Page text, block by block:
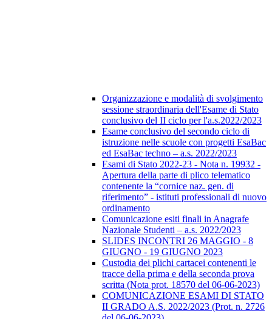
Organizzazione e modalità di svolgimento
sessione straordinaria dell'Esame di Stato
conclusivo del II ciclo per l'a.s.2022/2023
Esame conclusivo del secondo ciclo di
istruzione nelle scuole con progetti EsaBac
ed EsaBac techno – a.s. 2022/2023
Esami di Stato 2022-23 - Nota n. 19932 -
Apertura della parte di plico telematico
contenente la “cornice naz. gen. di
riferimento” - istituti professionali di nuovo
ordinamento
Comunicazione esiti finali in Anagrafe
Nazionale Studenti – a.s. 2022/2023
SLIDES INCONTRI 26 MAGGIO - 8
GIUGNO - 19 GIUGNO 2023
Custodia dei plichi cartacei contenenti le
tracce della prima e della seconda prova
scritta (Nota prot. 18570 del 06-06-2023)
COMUNICAZIONE ESAMI DI STATO
II GRADO A.S. 2022/2023 (Prot. n. 2726